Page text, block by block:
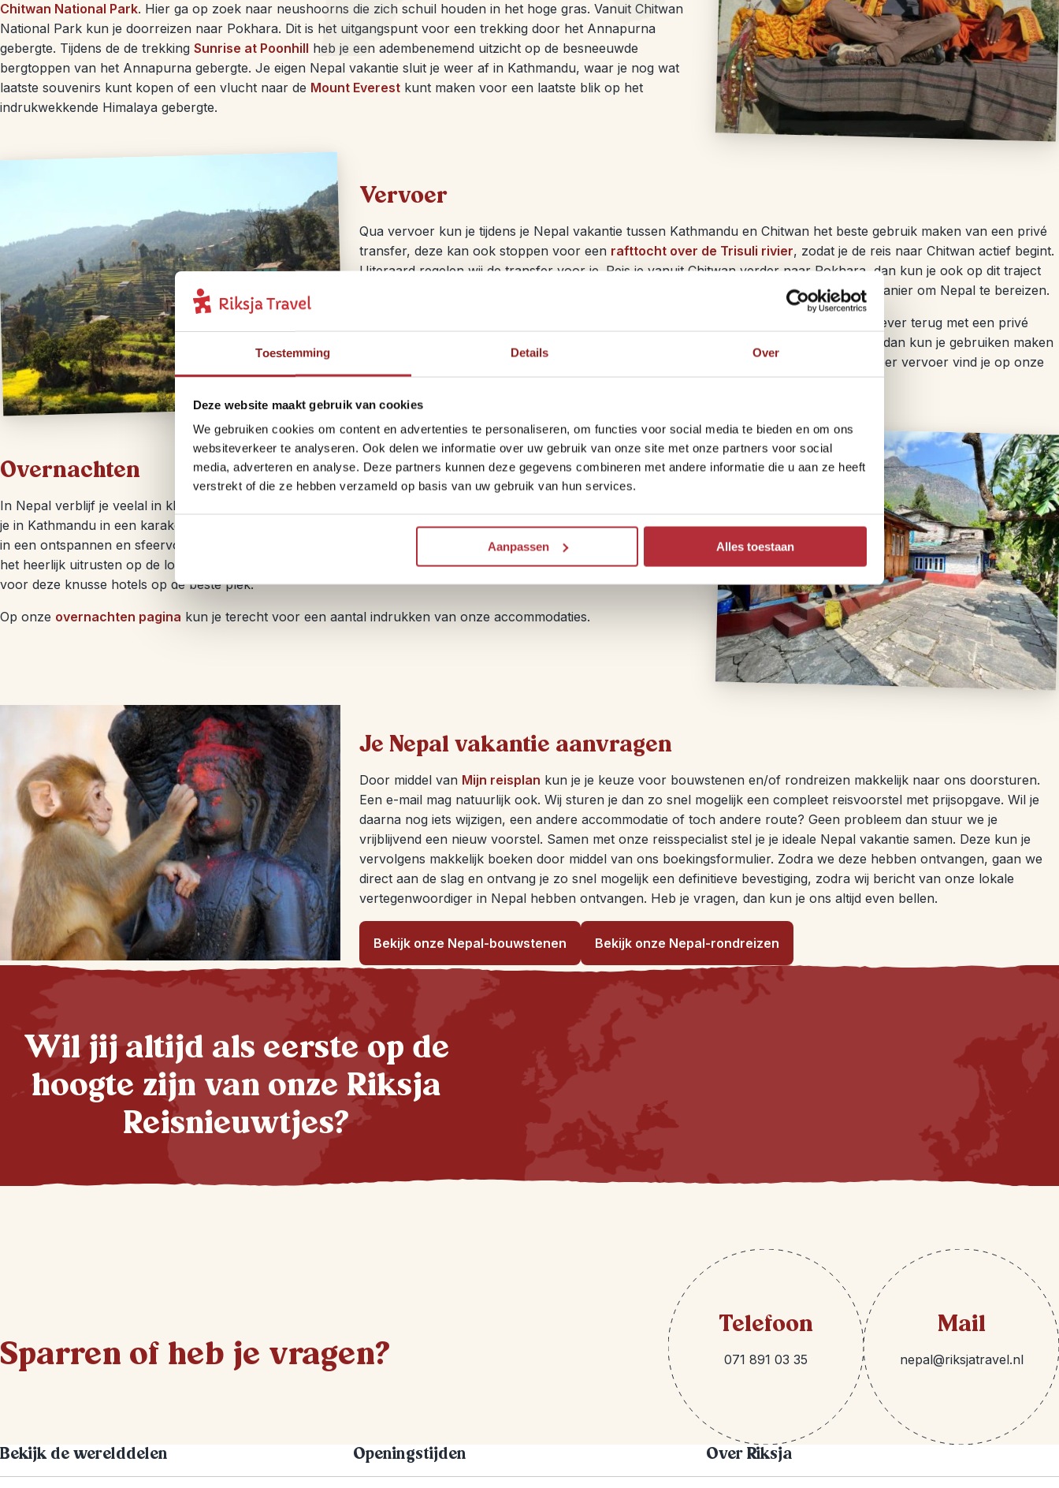
Toestemming Details Over
Deze website maakt gebruik van cookies
We gebruiken cookies om content en advertenties te personaliseren, om functies voor social media te bieden en om ons
websiteverkeer te analyseren. Ook delen we informatie over uw gebruik van onze site met onze partners voor social
media, adverteren en analyse. Deze partners kunnen deze gegevens combineren met andere informatie die u aan ze heeft
verstrekt of die ze hebben verzameld op basis van uw gebruik van hun services.
Aanpassen Alles toestaan
Chitwan National Park. Hier ga op zoek naar neushoorns die zich schuil houden in het hoge gras. Vanuit Chitwan
National Park kun je doorreizen naar Pokhara. Dit is het uitgangspunt voor een trekking door het Annapurna
gebergte. Tijdens de de trekking Sunrise at Poonhill heb je een adembenemend uitzicht op de besneeuwde
bergtoppen van het Annapurna gebergte. Je eigen Nepal vakantie sluit je weer af in Kathmandu, waar je nog wat
laatste souvenirs kunt kopen of een vlucht naar de Mount Everest kunt maken voor een laatste blik op het
indrukwekkende Himalaya gebergte.
Vervoer
Qua vervoer kun je tijdens je Nepal vakantie tussen Kathmandu en Chitwan het beste gebruik maken van een privé
transfer, deze kan ook stoppen voor een rafttocht over de Trisuli rivier, zodat je de reis naar Chitwan actief begint.
Uiteraard regelen wij de transfer voor je. Reis je vanuit Chitwan verder naar Pokhara, dan kun je ook op dit traject
het beste gebruik maken van een privé transfer. Volgens ons is dit de meeste prettige manier om Nepal te bereizen.
terug naar Kathmandu is een korte vlucht het meest comfortabel. Wil je liever terug met een privé
transfer, dan kan dat ook. De transfer duurt dan zo’n 6 uur. Zit je meer op een budget, dan kun je gebruiken maken
van een toeristenklasse bus. Deze bus is minder comfortabel, maar wel voordeliger. Meer vervoer vind je op onze
vervoerspagina.
Overnachten
In Nepal verblijf je veelal in kleinschalige accomodaties die we goed vinden passen bij de sfeer van het land. Zo slaap
je in Kathmandu in een karakeristieke accommodatie met de bekende Nepalese houtafwerkingen. In Chitwan slaap je
in een ontspannen en sfeervolle lodge aan de rand van het park. Hier lopen de olifanten door de binnentuin en is
het heerlijk uitrusten op de loungebanken. We hebben de plaatsen en hotels zelf bezocht en kiezen daarom bewust
voor deze knusse hotels op de beste plek.
Op onze overnachten pagina kun je terecht voor een aantal indrukken van onze accommodaties.
Je Nepal vakantie aanvragen
Door middel van Mijn reisplan kun je je keuze voor bouwstenen en/of rondreizen makkelijk naar ons doorsturen.
Een e-mail mag natuurlijk ook. Wij sturen je dan zo snel mogelijk een compleet reisvoorstel met prijsopgave. Wil je
daarna nog iets wijzigen, een andere accommodatie of toch andere route? Geen probleem dan stuur we je
vrijblijvend een nieuw voorstel. Samen met onze reisspecialist stel je je ideale Nepal vakantie samen. Deze kun je
vervolgens makkelijk boeken door middel van ons boekingsformulier. Zodra we deze hebben ontvangen, gaan we
direct aan de slag en ontvang je zo snel mogelijk een definitieve bevestiging, zodra wij bericht van onze lokale
vertegenwoordiger in Nepal hebben ontvangen. Heb je vragen, dan kun je ons altijd even bellen.
Bekijk onze Nepal-bouwstenen Bekijk onze Nepal-rondreizen
Wil jij altijd als eerste op de
hoogte zijn van onze Riksja
Reisnieuwtjes?
Sparren of heb je vragen?
Telefoon
071 891 03 35
Mail
nepal@riksjatravel.nl
Bekijk de werelddelen Openingstijden Over Riksja